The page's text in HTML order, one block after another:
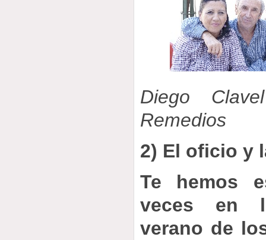
Diego
Remedios
2) El oficio y
Te hemos
veces en
verano de